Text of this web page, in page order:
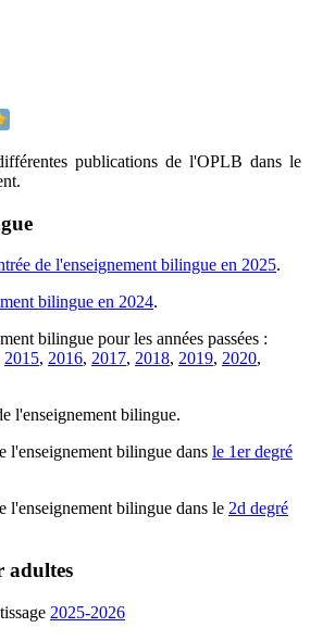
publications de l'OPLB dans le
de l'enseignement bilingue en 2025.
bilingue en 2024.
bilingue pour les années passées :
2015, 2016, 2017, 2018, 2019, 2020,
l'enseignement bilingue.
l'enseignement bilingue dans le 1er degré
l'enseignement bilingue dans le 2d degré
adultes
2025-2026